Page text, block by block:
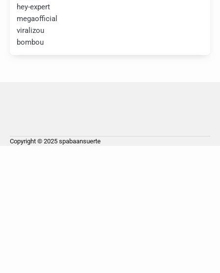
hey-expert
megaofficial
viralizou
bombou
Copyright © 2025 spabaansuerte